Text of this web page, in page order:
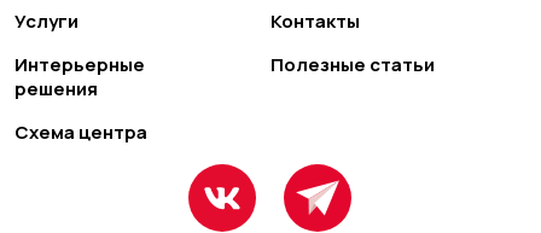
Услуги
Интерьерные
решения
Схема центра
Контакты
Полезные статьи